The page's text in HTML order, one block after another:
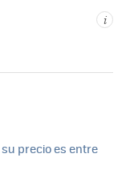
i
precio es entre